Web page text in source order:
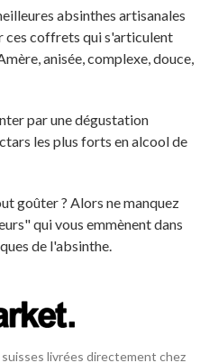
absinthes artisanales
ces coffrets qui s'articulent
Amère, anisée, complexe, douce,
par une dégustation
les plus forts en alcool de
goûter ? Alors ne manquez
qui vous emmènent dans
de l'absinthe.
livrées directement chez